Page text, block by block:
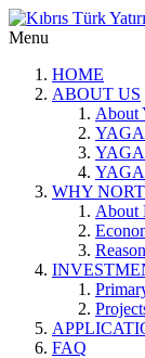
Menu
HOME
ABOUT US
About
YAGA
YAGA
WHY
About
FAQ